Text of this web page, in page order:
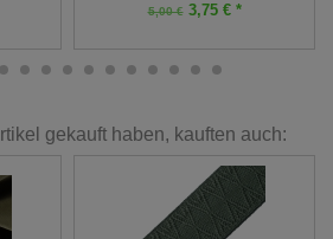
5,00 €3,75 € *
gekauft haben, kauften auch: